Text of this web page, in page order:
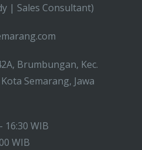
| Sales Consultant)
Brumbungan, Kec.
Semarang, Jawa
16:30 WIB
WIB